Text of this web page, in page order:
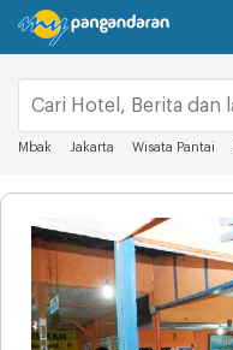
Mbak Jakarta Wisata Pantai